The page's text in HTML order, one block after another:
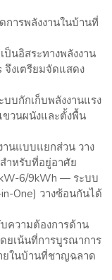
การพลังงานในบ้านที่
ป็นอิสระทางพลังงาน
จึงเตรียมจัดแสดง
บกักเก็บพลังงานแรง
วนผนังและตั้งพื้น
นแบบแยกส่วน วาง
ำหรับที่อยู่อาศัย
6/9kWh — ระบบ
One) วางซ้อนกันได้
ความต้องการด้าน
ยเน้นที่การบูรณาการ
ยในบ้านที่ชาญฉลาด